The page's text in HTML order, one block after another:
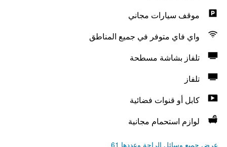
موقف سيارات مجاني
واي فاي متوفر في جميع المناطق
تلفاز بشاشة مسطحة
تلفاز
كابل أو قنوات فضائية
لوازم استحمام مجانية
عرض جميع وسائل الراحة وعددها 61